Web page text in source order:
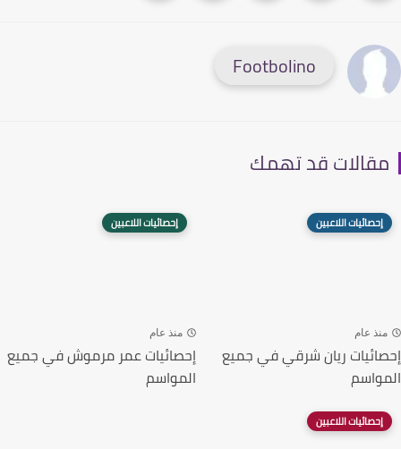
Footbolino
قد تهمك
إحصائيات اللاعبين
عام
ريان شرقي في جميع
إحصائيات اللاعبين
منذ عام
إحصائيات عمر مرموش في جميع
المواسم
إحصائيات اللاعبين